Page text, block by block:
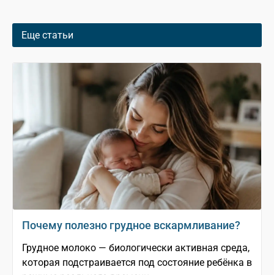
Еще статьи
Почему полезно грудное вскармливание?
Грудное молоко — биологически активная среда,
которая подстраивается под состояние ребёнка в